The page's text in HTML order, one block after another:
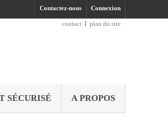
Connexion
Contactez-nous
contact
plan du site
SÉCURISÉ A PROPOS